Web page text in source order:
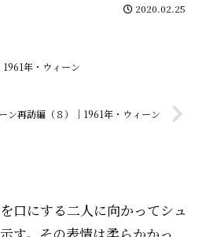
2020.02.25
年・ウィーン
ン再訪編（８）｜1961年・ウィーン
口にする二人に向かってシュ